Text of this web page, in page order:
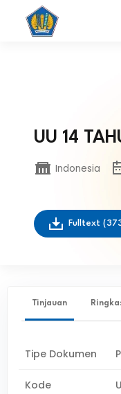
UU 14
Indonesia
Fulltext
Tinjauan
Tipe Dokumen
Kode